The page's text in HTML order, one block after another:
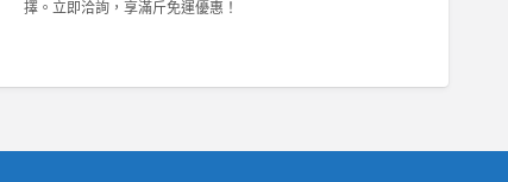
洗
中
度
，
耐
競
業
2
方
擇。立即洽詢，享滿斤免運優惠！